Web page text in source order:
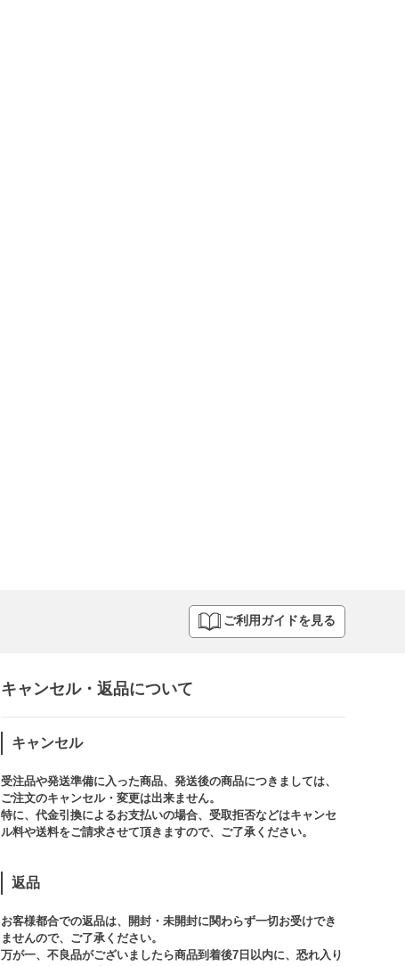
ご利用ガイドを見る
キャンセル・返品について​
キャンセル
受注品や発送準備に入った商品、発送後の商品につきましては、
ご注文のキャンセル・変更は出来ません。​
特に、代金引換によるお支払いの場合、受取拒否などはキャンセ
ル料や送料をご請求させて頂きますので、ご了承ください。​
返品
お客様都合での返品は、開封・未開封に関わらず一切お受けでき
ませんので、ご了承ください。​​
万が一、不良品がございましたら商品到着後7日以内に、恐れ入り